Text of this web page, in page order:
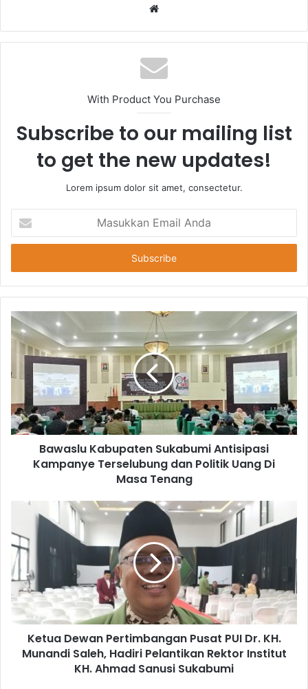
Website
With Product You Purchase
Subscribe to our mailing list
to get the new updates!
Lorem ipsum dolor sit amet, consectetur.
Email
Anda
Bawaslu Kabupaten Sukabumi Antisipasi
Kampanye Terselubung dan Politik Uang Di
Masa Tenang
Ketua Dewan Pertimbangan Pusat PUI Dr. KH.
Munandi Saleh, Hadiri Pelantikan Rektor Institut
KH. Ahmad Sanusi Sukabumi